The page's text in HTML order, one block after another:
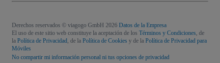
Derechos reservados © viagogo GmbH 2026 Datos de la Empresa
El uso de este sitio web constituye la aceptación de los Términos y Condiciones, de
la Política de Privacidad, de la Política de Cookies y de la Política de Privacidad para
Móviles
No compartir mi información personal ni tus opciones de privacidad